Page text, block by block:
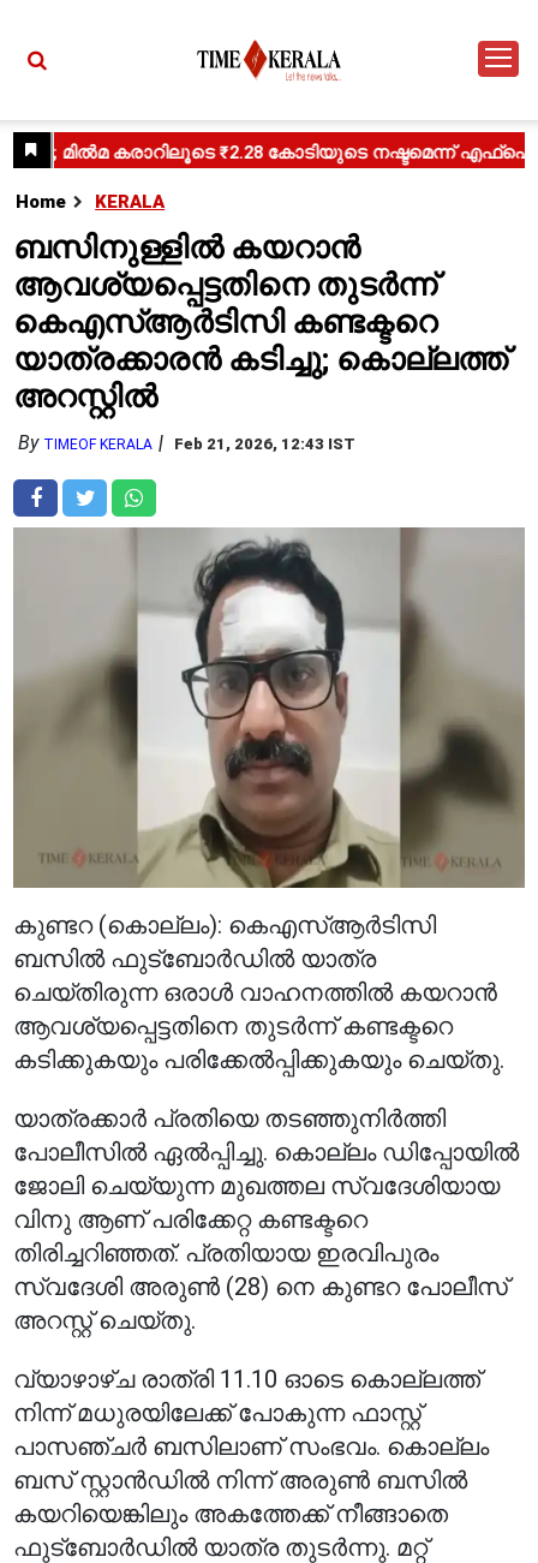
Home KERALA
ബസിനുള്ളിൽ കയറാൻ
ആവശ്യപ്പെട്ടതിനെ തുടർന്ന്
കെഎസ്ആർടിസി കണ്ടക്ടറെ
യാത്രക്കാരൻ കടിച്ചു; കൊല്ലത്ത്
അറസ്റ്റിൽ
By TIMEOF KERALA Feb 21, 2026, 12:43 IST
കുണ്ടറ (കൊല്ലം): കെഎസ്ആർടിസി
ബസിൽ ഫുട്‌ബോർഡിൽ യാത്ര
ചെയ്തിരുന്ന ഒരാൾ വാഹനത്തിൽ കയറാൻ
ആവശ്യപ്പെട്ടതിനെ തുടർന്ന് കണ്ടക്ടറെ
കടിക്കുകയും പരിക്കേൽപ്പിക്കുകയും ചെയ്തു.
യാത്രക്കാർ പ്രതിയെ തടഞ്ഞുനിർത്തി
പോലീസിൽ ഏൽപ്പിച്ചു. കൊല്ലം ഡിപ്പോയിൽ
ജോലി ചെയ്യുന്ന മുഖത്തല സ്വദേശിയായ
വിനു ആണ് പരിക്കേറ്റ കണ്ടക്ടറെ
തിരിച്ചറിഞ്ഞത്. പ്രതിയായ ഇരവിപുരം
സ്വദേശി അരുൺ (28) നെ കുണ്ടറ പോലീസ്
അറസ്റ്റ് ചെയ്തു.
വ്യാഴാഴ്ച രാത്രി 11.10 ഓടെ കൊല്ലത്ത്
നിന്ന് മധുരയിലേക്ക് പോകുന്ന ഫാസ്റ്റ്
പാസഞ്ചർ ബസിലാണ് സംഭവം. കൊല്ലം
ബസ് സ്റ്റാൻഡിൽ നിന്ന് അരുൺ ബസിൽ
കയറിയെങ്കിലും അകത്തേക്ക് നീങ്ങാതെ
ഫുട്‌ബോർഡിൽ യാത്ര തുടർന്നു. മറ്റ്